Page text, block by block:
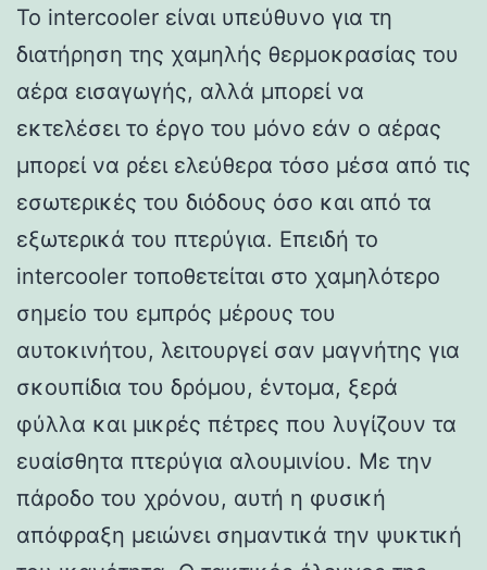
Το intercooler είναι υπεύθυνο για τη
διατήρηση της χαμηλής θερμοκρασίας του
αέρα εισαγωγής, αλλά μπορεί να
εκτελέσει το έργο του μόνο εάν ο αέρας
μπορεί να ρέει ελεύθερα τόσο μέσα από τις
εσωτερικές του διόδους όσο και από τα
εξωτερικά του πτερύγια. Επειδή το
intercooler τοποθετείται στο χαμηλότερο
σημείο του εμπρός μέρους του
αυτοκινήτου, λειτουργεί σαν μαγνήτης για
σκουπίδια του δρόμου, έντομα, ξερά
φύλλα και μικρές πέτρες που λυγίζουν τα
ευαίσθητα πτερύγια αλουμινίου. Με την
πάροδο του χρόνου, αυτή η φυσική
απόφραξη μειώνει σημαντικά την ψυκτική